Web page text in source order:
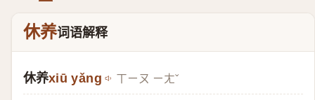
休养词语解释
休养xiū yǎng ㄒㄧㄡ ㄧㄤˇ